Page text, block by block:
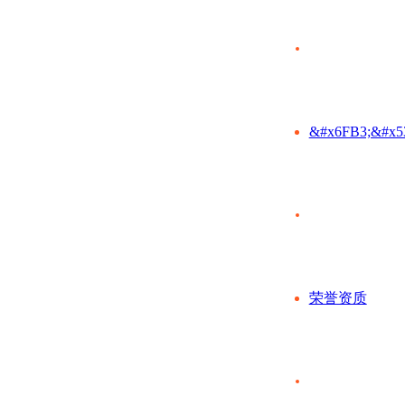
荣誉资质